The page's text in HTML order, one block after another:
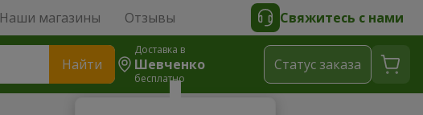
Наши магазины Отзывы Свяжитесь с нами
Найти
Доставка в
Шевченко
бесплатно
Cтатус заказа